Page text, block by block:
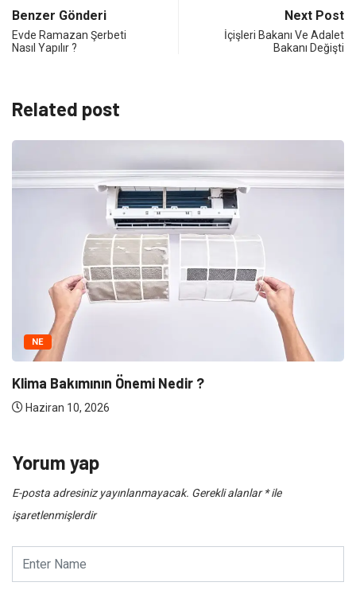
Benzer Gönderi
Evde Ramazan Şerbeti
Nasıl Yapılır ?
Next Post
İçişleri Bakanı Ve Adalet
Bakanı Değişti
Related post
NE
Klima Bakımının Önemi Nedir ?
Haziran 10, 2026
Yorum yap
E-posta adresiniz yayınlanmayacak. Gerekli alanlar*ile
işaretlenmişlerdir